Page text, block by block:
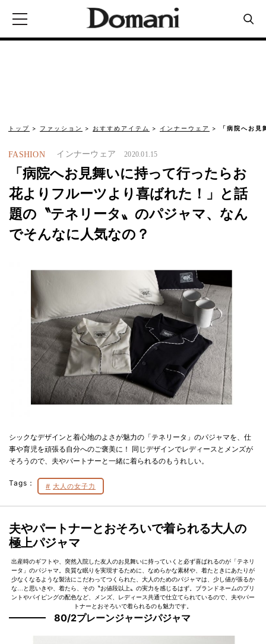
トップ ファッション おすすめアイテム インナーウェア 「病院へお
FASHION インナーウェア 2020.01.15
「病院へお見舞いに持って行ったらお
花よりフルーツより喜ばれた！」と話
題の〝テネリータ〟のパジャマ、なん
でそんなに人気なの？
シックなデザインと着心地のよさが魅力の「テネリータ」のパジャマを、仕
事や育児を頑張る自分へのご褒美に！ 同じデザインでレディースとメンズが
そろうので、夫やパートナーと一緒に着られるのもうれしい。
Tags： 大人の女子力
夫やパートナーとおそろいで着られる大人の
極上パジャマ
出産時のギフトや、突然入院した友人のお見舞いに持っていくと必ず喜ばれるのが「テネリ
ータ」のパジャマ。良質な眠りを実現するために、なめらかな素材や、着たときにあたりが
少なくなるような製法にこだわってつくられた、大人のためのパジャマは、少し値が張るか
な…と思いきや、着たら、その〝お値段以上〟の実力を感じるはず。ブランドネームのプリ
ントやパイピングの配色など、メンズ、レディース共通で仕立てられているので、夫やパー
トナーとおそろいで着られるのも魅力です。
80/2プレーンジャージパジャマ